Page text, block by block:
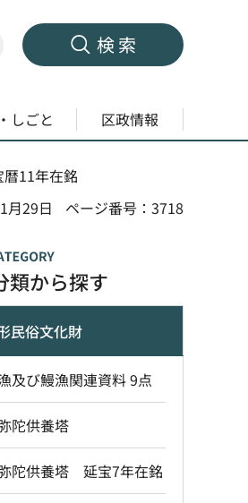
検索
しごと 区政情報
11年在銘
月29日
ページ番号：3718
類から探す
民俗文化財
及び鰻漁関連資料 9点
陀供養塔
陀供養塔 延宝7年在銘